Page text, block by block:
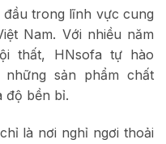
trong lĩnh vực cung
Nam. Với nhiều năm
thất, HNsofa tự hào
sản phẩm chất
độ bền bỉ.
là nơi nghỉ ngơi thoải